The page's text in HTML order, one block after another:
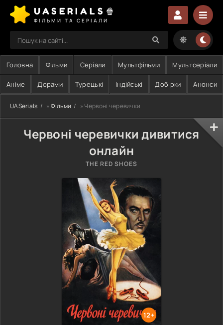
UASERIALS🍿
ФІЛЬМИ ТА СЕРІАЛИ
Головна Фільми Серіали Мультфільми Мультсеріали
Аніме Дорами Турецькі Індійські Добірки Анонси
UASerials » Фільми » Червоні черевички
Червоні черевички дивитися
онлайн
THE RED SHOES
12+